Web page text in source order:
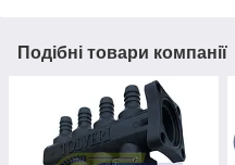
Подібні товари компанії